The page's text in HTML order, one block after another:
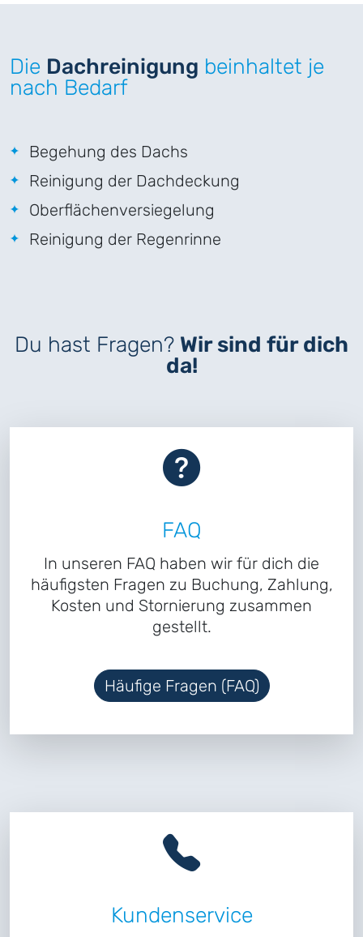
Die Dachreinigung beinhaltet je
nach Bedarf
Begehung des Dachs
Reinigung der Dachdeckung
Oberflächenversiegelung
Reinigung der Regenrinne
Du hast Fragen? Wir sind für dich
da!
FAQ
In unseren FAQ haben wir für dich die
häufigsten Fragen zu Buchung, Zahlung,
Kosten und Stornierung zusammen
gestellt.
Häufige Fragen (FAQ)
Kundenservice